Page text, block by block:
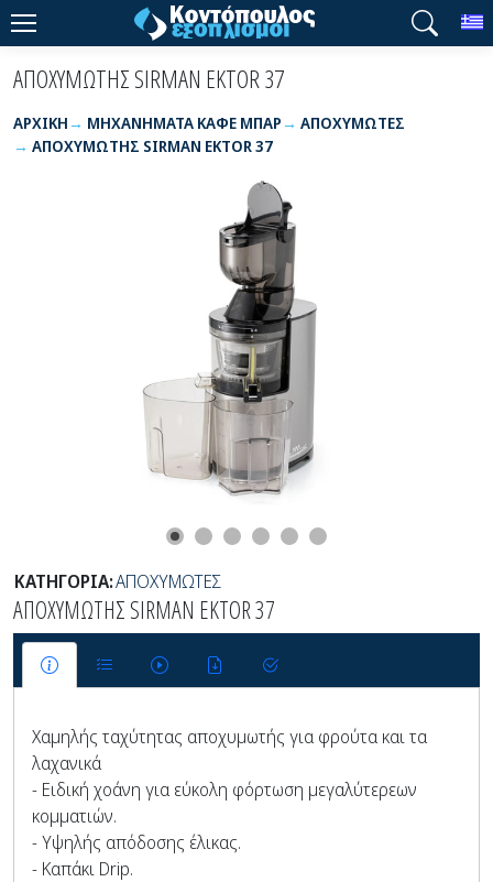
ΑΠΟΧΥΜΩΤΗΣ SIRMAN EKTOR 37
ΑΡΧΙΚΉ ΜΗΧΑΝΗΜΑΤΑ ΚΑΦΕ ΜΠΑΡ
ΑΠΟΧΥΜΩΤΕΣ
ΑΠΟΧΥΜΩΤΗΣ SIRMAN EKTOR 37
ΚΑΤΗΓΟΡΙΑ:ΑΠΟΧΥΜΩΤΕΣ
ΑΠΟΧΥΜΩΤΗΣ SIRMAN EKTOR 37
Χαμηλής ταχύτητας αποχυμωτής για φρούτα και τα
λαχανικά
- Ειδική χοάνη για εύκολη φόρτωση μεγαλύτερεων
κομματιών.
- Υψηλής απόδοσης έλικας.
- Καπάκι Drip.